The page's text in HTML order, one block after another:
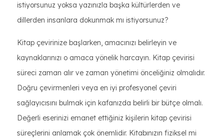
istiyorsunuz yoksa yazınızla başka kültürlerden ve
dillerden insanlara dokunmak mı istiyorsunuz?
Kitap çevirinize başlarken, amacınızı belirleyin ve
kaynaklarınızı o amaca yönelik harcayın. Kitap çevirisi
süreci zaman alır ve zaman yönetimi önceliğiniz olmalıdır.
Doğru çevirmenleri veya en iyi profesyonel çeviri
sağlayıcısını bulmak için kafanızda belirli bir bütçe olmalı.
Değerli eserinizi emanet ettiğiniz kişilerin kitap çevirisi
süreçlerini anlamak çok önemlidir. Kitabınızın fiziksel mi